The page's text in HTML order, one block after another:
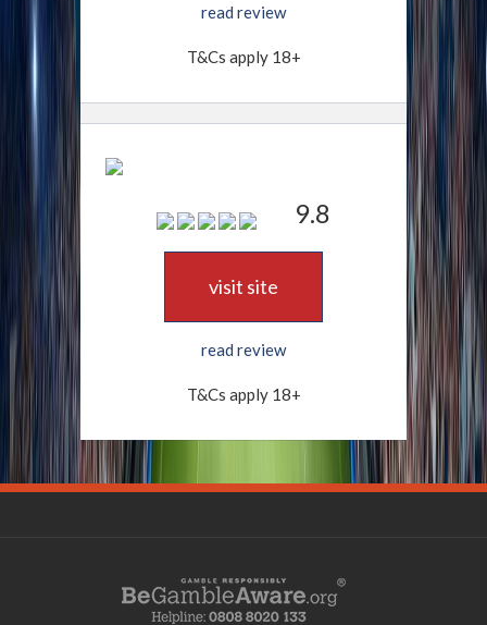
read review
T&Cs apply 18+
9.8
visit site
read review
T&Cs apply 18+